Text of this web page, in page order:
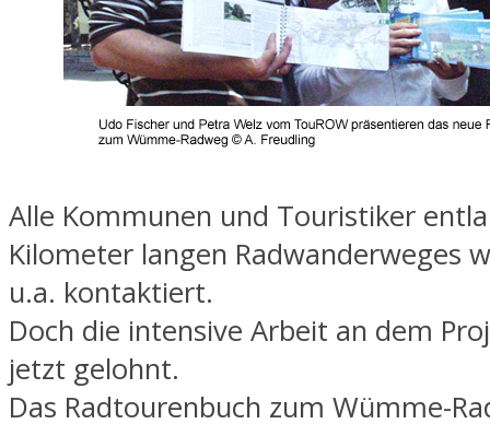
Alle Kommunen und Touristiker
Kilometer langen Radwanderweges
u.a. kontaktiert.
Doch die intensive Arbeit an dem
jetzt gelohnt.
Das Radtourenbuch zum Wümme-